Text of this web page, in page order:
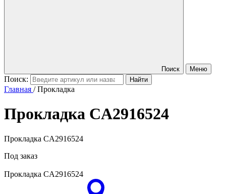
Поиск Меню
Поиск:
Главная /Прокладка
Прокладка CA2916524
Прокладка CA2916524
Под заказ
Прокладка CA2916524